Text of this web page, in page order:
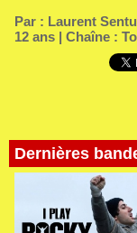
Dernières
Par : Laurent
12 ans | Chaîne :